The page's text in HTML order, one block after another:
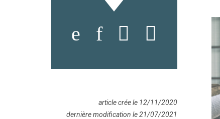
article crée le 12/11/2020
dernière modification le 21/07/2021